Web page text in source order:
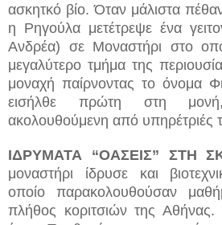
ασκητκό βίο. Όταν μάλιστα
η Ρηγούλα μετέτρεψε ένα
Ανδρέα) σε Μοναστήρι στο
μεγαλύτερο τμήμα της
μοναχή παίρνοντας το όνομα
εισήλθε πρώτη στη
ακολουθούμενη από υπηρέτριές
ΙΔΡΥΜΑΤΑ “ΟΑΣΕΙΣ” ΣΤΗ
μοναστήρι ίδρυσε και
οποίο παρακολουθούσαν
πλήθος κοριτσιών της Αθήνας.